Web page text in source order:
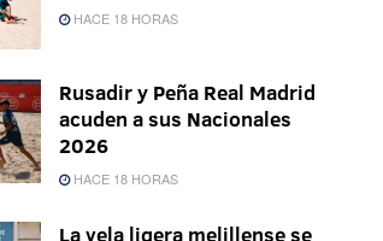
HACE 18 HORAS
Rusadir y Peña Real Madrid
acuden a sus Nacionales
2026
HACE 18 HORAS
La vela ligera melillense se